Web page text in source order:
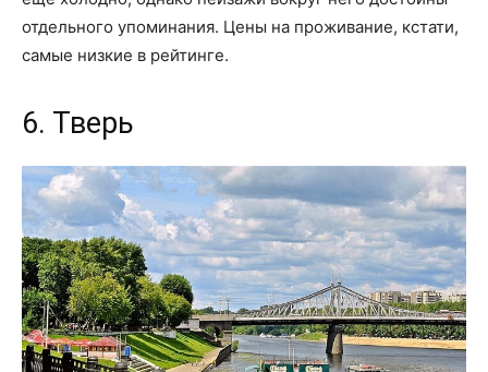
отдельного упоминания. Цены на проживание, кстати,
самые низкие в рейтинге.
6. Тверь